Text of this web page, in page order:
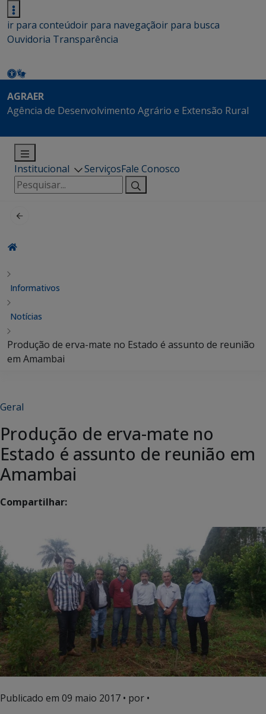
ir para conteúdoir para navegaçãoir para busca
Ouvidoria Transparência
AGRAER
Agência de Desenvolvimento Agrário e Extensão Rural
Institucional ServiçosFale Conosco
Pesquisar
por:
Informativos
Notícias
Produção de erva-mate no Estado é assunto de reunião
em Amambai
Geral
Produção de erva-mate no
Estado é assunto de reunião em
Amambai
Compartilhar:
Publicado em 09 maio 2017 • por •